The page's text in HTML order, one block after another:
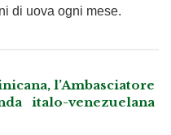
di uova ogni mese.
l’Ambasciatore
italo-venezuelana